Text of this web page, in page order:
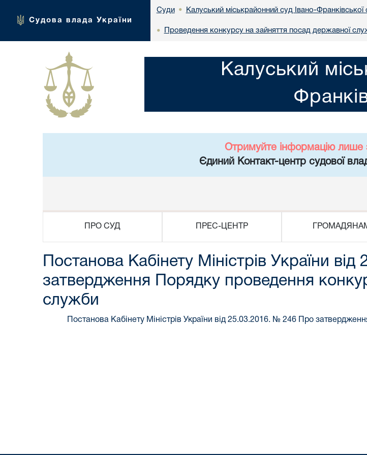
Судова влада України
Суди • Калуський міськрайонний суд Івано-Франківської
• Проведення конкурсу на зайняття посад державної
Калуський
Отримуйте інформацію лише
Єдиний Контакт-центр судової
ПРО СУД ПРЕС-ЦЕНТР
Постанова Кабінету Міністрів України
затвердження Порядку проведення
служби
Постанова Кабінету Міністрів України від 25.03.2016. № 246 Про